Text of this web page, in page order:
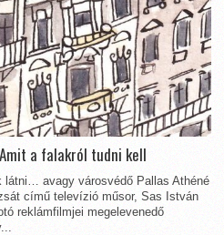
a falakról tudni kell
látni… avagy városvédő Pallas Athéné
című televízió műsor, Sas István
reklámfilmjei megelevenedő